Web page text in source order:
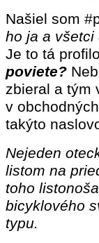
Našiel som
ho ja a
Je to tá
poviete?
zbieral a tým
v
takýto
Nejeden
listom na
toho
bicyklového
typu.